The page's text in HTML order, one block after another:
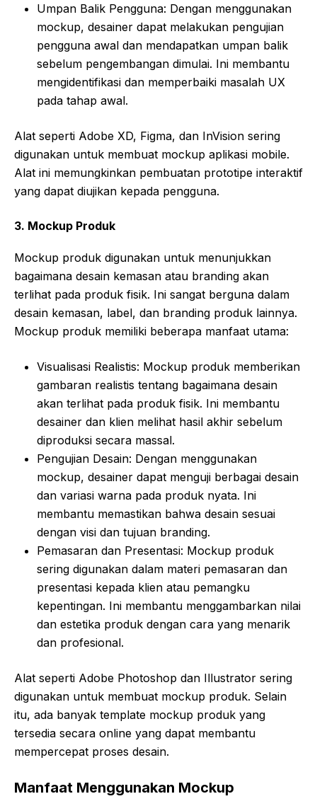
Umpan Balik Pengguna: Dengan menggunakan
mockup, desainer dapat melakukan pengujian
pengguna awal dan mendapatkan umpan balik
sebelum pengembangan dimulai. Ini membantu
mengidentifikasi dan memperbaiki masalah UX
pada tahap awal.
Alat seperti Adobe XD, Figma, dan InVision sering
digunakan untuk membuat mockup aplikasi mobile.
Alat ini memungkinkan pembuatan prototipe interaktif
yang dapat diujikan kepada pengguna.
3. Mockup Produk
Mockup produk digunakan untuk menunjukkan
bagaimana desain kemasan atau branding akan
terlihat pada produk fisik. Ini sangat berguna dalam
desain kemasan, label, dan branding produk lainnya.
Mockup produk memiliki beberapa manfaat utama:
Visualisasi Realistis: Mockup produk memberikan
gambaran realistis tentang bagaimana desain
akan terlihat pada produk fisik. Ini membantu
desainer dan klien melihat hasil akhir sebelum
diproduksi secara massal.
Pengujian Desain: Dengan menggunakan
mockup, desainer dapat menguji berbagai desain
dan variasi warna pada produk nyata. Ini
membantu memastikan bahwa desain sesuai
dengan visi dan tujuan branding.
Pemasaran dan Presentasi: Mockup produk
sering digunakan dalam materi pemasaran dan
presentasi kepada klien atau pemangku
kepentingan. Ini membantu menggambarkan nilai
dan estetika produk dengan cara yang menarik
dan profesional.
Alat seperti Adobe Photoshop dan Illustrator sering
digunakan untuk membuat mockup produk. Selain
itu, ada banyak template mockup produk yang
tersedia secara online yang dapat membantu
mempercepat proses desain.
Manfaat Menggunakan Mockup